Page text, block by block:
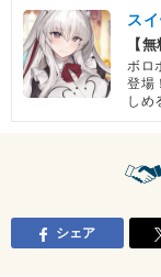
ス
【
ボロ
登場
しめ
シェア